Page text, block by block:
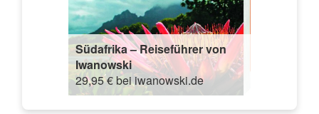
Südafrika – Reiseführer von
Iwanowski
29,95 € bei iwanowski.de